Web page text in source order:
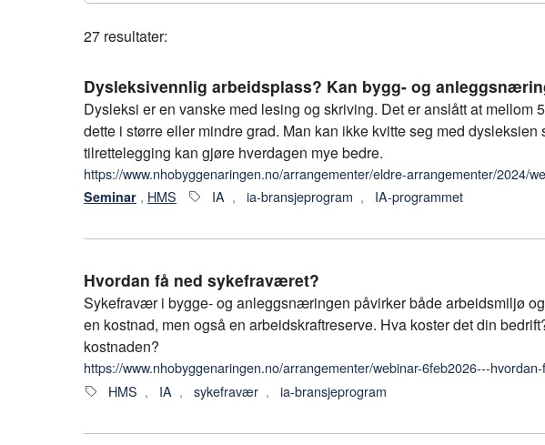
27 resultater:
Dysleksivennlig arbeidsplass?​ Kan bygg- og
Dysleksi er en vanske med lesing og skriving. Det er anslått at mellom
dette i større eller mindre grad. Man kan ikke kvitte seg med dysleksien
tilrettelegging kan gjøre hverdagen mye bedre.​
https://www.nhobyggenaringen.no/arrangementer/eldre-arrangementer/2024/
Seminar , HMS IA , ia-bransjeprogram , IA-programmet
Hvordan få ned sykefraværet?
Sykefravær i bygge- og anleggsnæringen påvirker både arbeidsmiljø
en kostnad, men også en arbeidskraftreserve. Hva koster det din
kostnaden?
https://www.nhobyggenaringen.no/arrangementer/webinar-6feb2026---
HMS , IA , sykefravær , ia-bransjeprogram